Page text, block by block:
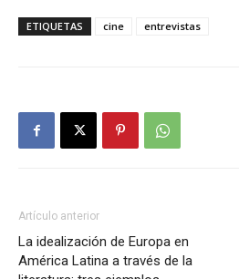
ETIQUETAS cine entrevistas
Artículo anterior
La idealización de Europa en
América Latina a través de la